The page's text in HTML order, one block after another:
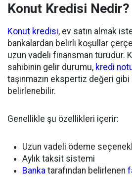
Konut Kredisi Nedir?
Konut kredisi, ev satın almak
bankalardan belirli koşullar
uzun vadeli finansman türüdür.
sahibinin gelir durumu, kredi
taşınmazın ekspertiz değeri
belirlenebilir.
Genellikle şu özellikleri içerir:
Uzun vadeli ödeme
Aylık taksit sistemi
Banka tarafından belirlenen